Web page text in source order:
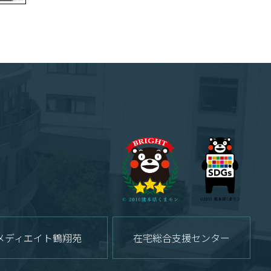
ディエイト鶴翔苑 在宅総合支援センター